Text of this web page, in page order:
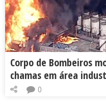
Corpo de Bombeiros
chamas em área
0